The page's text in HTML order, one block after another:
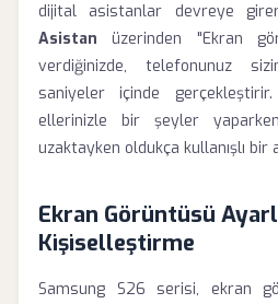
dijital asistanlar devreye
Asistan üzerinden "Ekran
verdiğinizde, telefonunuz
saniyeler içinde
ellerinizle bir şeyler
uzaktayken oldukça kullanışlı
Ekran Görüntüsü
Kişiselleştirme
Samsung S26 serisi, ekran